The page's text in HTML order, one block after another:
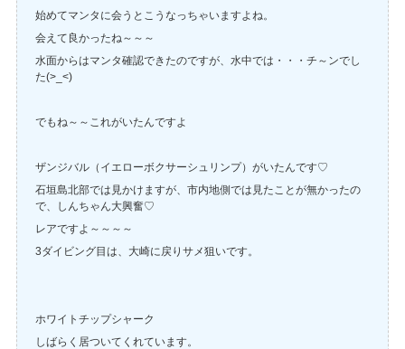
始めてマンタに会うとこうなっちゃいますよね。
会えて良かったね～～～
水面からはマンタ確認できたのですが、水中では・・・チ～ンでし
た(>_<)
でもね～～これがいたんですよ
ザンジバル（イエローボクサーシュリンプ）がいたんです♡
石垣島北部では見かけますが、市内地側では見たことが無かったの
で、しんちゃん大興奮♡
レアですよ～～～～
3ダイビング目は、大崎に戻りサメ狙いです。
ホワイトチップシャーク
しばらく居ついてくれています。